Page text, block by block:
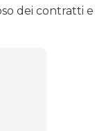
dei contratti e